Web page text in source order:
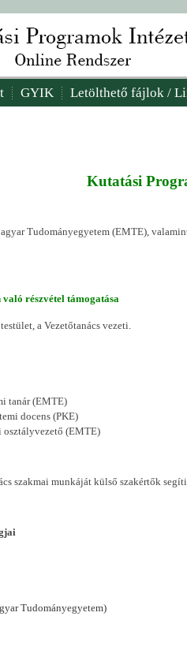
GYIK Letölthető fájlok /
Kutatási
Tudományegyetem (EMTE),
részvétel támogatása
a Vezetőtanács vezeti.
tanár (EMTE)
docens (PKE)
osztályvezető (EMTE)
szakmai munkáját külső szakértők
Tudományegyetem)